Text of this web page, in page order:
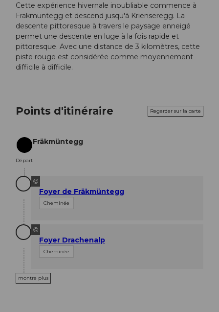
Cette expérience hivernale inoubliable commence à
Fräkmüntegg et descend jusqu'à Krienseregg. La
descente pittoresque à travers le paysage enneigé
permet une descente en luge à la fois rapide et
pittoresque. Avec une distance de 3 kilomètres, cette
piste rouge est considérée comme moyennement
difficile à difficile.
Points d'itinéraire Regarder sur la carte
Départ
Départ
Fräkmüntegg
©
Foyer de Fräkmüntegg
Cheminée
©
Foyer Drachenalp
Cheminée
montre plus